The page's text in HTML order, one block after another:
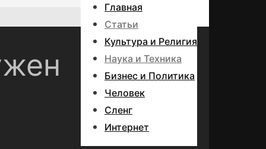
Главная
Статьи
Культура и Религия
Наука и Техника
Бизнес и Политика
Человек
Сленг
Интернет